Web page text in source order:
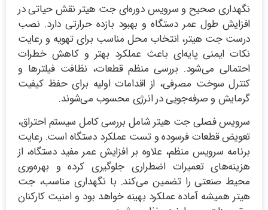
نگهداری صحیح و سرویس دوره‌ای جت هیتر نقش حیاتی در
افزایش طول عمر دستگاه و بهبود بازده حرارتی دارد. نصب
درست جت هیتر، انتخاب محل مناسب برای تهویه و رعایت
نکات ایمنی پایه‌ای باعث عملکرد بهتر و کاهش خطرات
احتمالی می‌شود. بررسی منظم قطعات، نظافت فیلترها و
کنترل سوخت مصرفی، از اقدامات اولیه برای حفظ کیفیت
گرمایش و صرفه‌جویی در انرژی محسوب می‌شوند.
سرویس فصلی جت هیتر شامل بررسی کامل سیستم احتراق،
تعویض قطعات فرسوده و تست عملکرد دستگاه است. رعایت
برنامه سرویس منظم، علاوه بر افزایش عمر مفید دستگاه، از
هزینه‌های تعمیرات اضطراری جلوگیری کرده و بهره‌وری
محیط صنعتی را تضمین می‌کند. با نگهداری مناسب، جت
هیتر همیشه آماده عملکرد بهینه خواهد بود و امنیت کارکنان